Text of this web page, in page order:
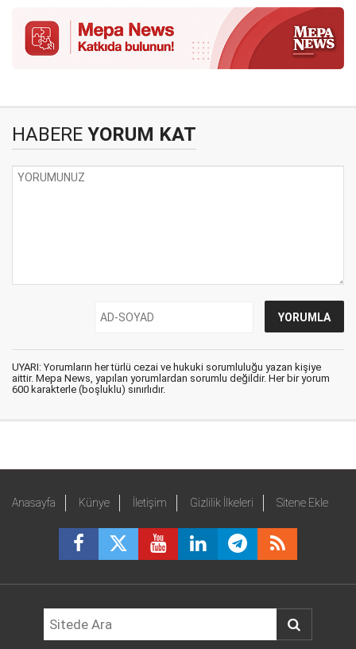
HABERE YORUM KAT
UYARI: Yorumların her türlü cezai ve hukuki sorumluluğu yazan kişiye
aittir. Mepa News, yapılan yorumlardan sorumlu değildir. Her bir yorum
600 karakterle (boşluklu) sınırlıdır.
Anasayfa Künye İletişim Gizlilik İlkeleri Sitene Ekle